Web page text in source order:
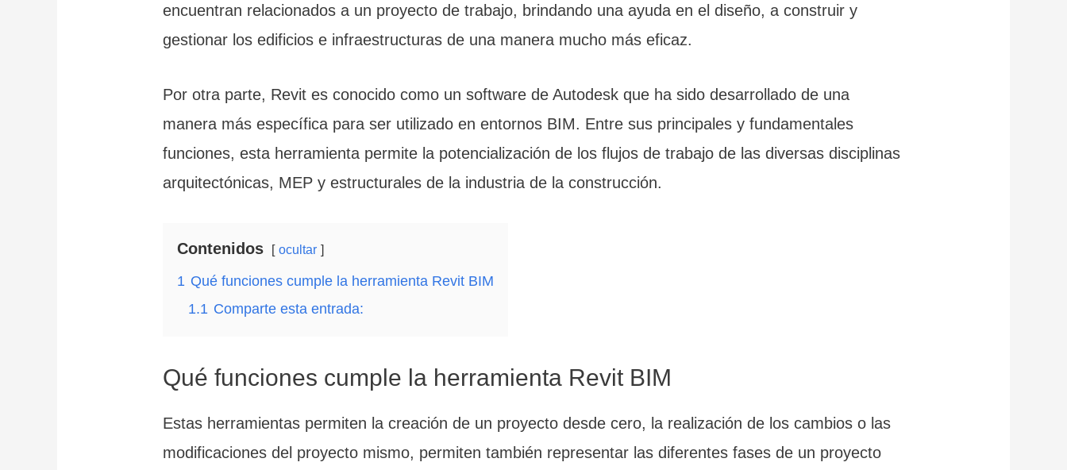
encuentran relacionados a un proyecto de trabajo, brindando una ayuda en el diseño, a construir y
gestionar los edificios e infraestructuras de una manera mucho más eficaz.
Por otra parte, Revit es conocido como un software de Autodesk que ha sido desarrollado de una
manera más específica para ser utilizado en entornos BIM. Entre sus principales y fundamentales
funciones, esta herramienta permite la potencialización de los flujos de trabajo de las diversas disciplinas
arquitectónicas, MEP y estructurales de la industria de la construcción.
Contenidos ocultar
1 Qué funciones cumple la herramienta Revit BIM
1.1 Comparte esta entrada:
Qué funciones cumple la herramienta Revit BIM
Estas herramientas permiten la creación de un proyecto desde cero, la realización de los cambios o las
modificaciones del proyecto mismo, permiten también representar las diferentes fases de un proyecto